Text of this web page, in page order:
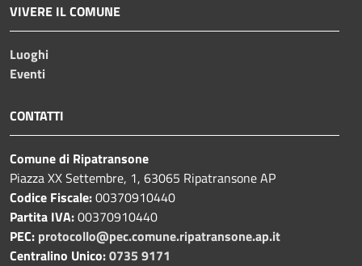
VIVERE IL COMUNE
Luoghi
Eventi
CONTATTI
Comune di Ripatransone
Piazza XX Settembre, 1, 63065 Ripatransone AP
Codice Fiscale:00370910440
Partita IVA:00370910440
PEC: protocollo@pec.comune.ripatransone.ap.it
Centralino Unico:0735 9171